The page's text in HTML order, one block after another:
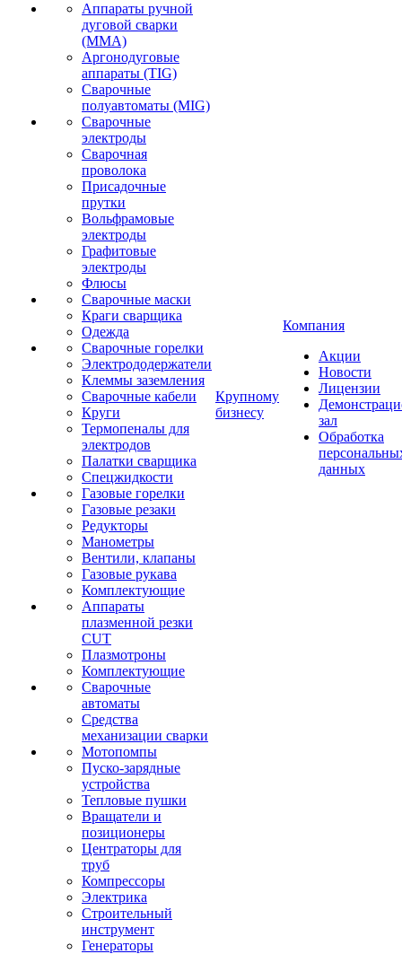
Аппараты ручной
дуговой сварки
(MMA)
Аргонодуговые
аппараты (TIG)
Сварочные
полуавтоматы (MIG)
Сварочные
электроды
Сварочная
проволока
Присадочные
прутки
Вольфрамовые
электроды
Графитовые
электроды
Флюсы
Сварочные маски
Краги сварщика
Одежда
Сварочные горелки
Электрододержатели
Клеммы заземления
Сварочные кабели
Круги
Термопеналы для
электродов
Палатки сварщика
Спецжидкости
Газовые горелки
Газовые резаки
Редукторы
Манометры
Вентили, клапаны
Газовые рукава
Комплектующие
Аппараты
плазменной резки
CUT
Плазмотроны
Комплектующие
Сварочные
автоматы
Средства
механизации сварки
Мотопомпы
Пуско-зарядные
устройства
Тепловые пушки
Вращатели и
позиционеры
Центраторы для
труб
Компрессоры
Электрика
Строительный
инструмент
Генераторы
Крупному
бизнесу
Компания
Акции
Новости
Лицензии
зал
Обработка
данных